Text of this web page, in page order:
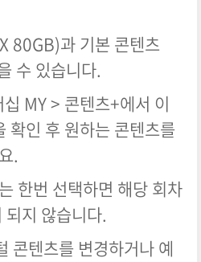
80GB)과 기본 콘텐츠
수 있습니다.
MY > 콘텐츠+에서 이
확인 후 원하는 콘텐츠를
.
한번 선택하면 해당 회차
지 않습니다.
콘텐츠를 변경하거나 예